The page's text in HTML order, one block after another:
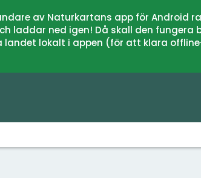
av Naturkartans app för Android
laddar ned igen! Då skall den
lokalt i appen (för att klara